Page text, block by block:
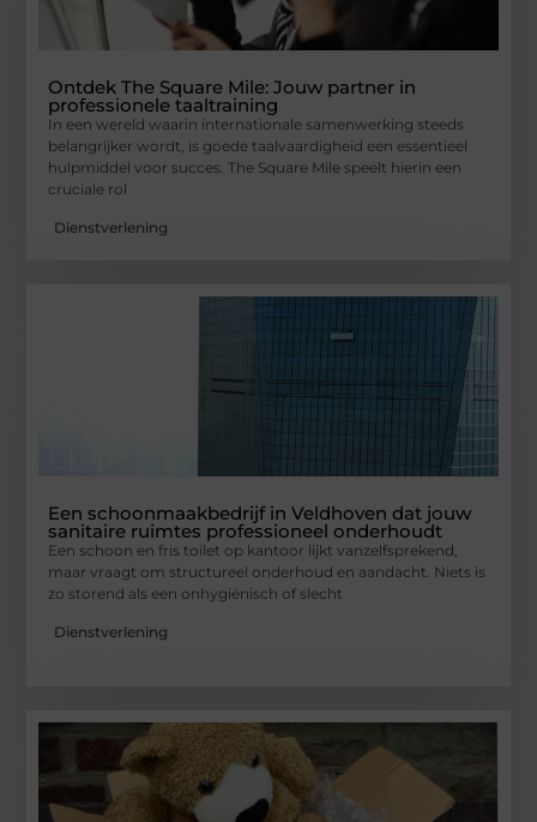
Ontdek The Square Mile: Jouw partner in
professionele taaltraining
In een wereld waarin internationale samenwerking steeds
belangrijker wordt, is goede taalvaardigheid een essentieel
hulpmiddel voor succes. The Square Mile speelt hierin een
cruciale rol
Dienstverlening
Een schoonmaakbedrijf in Veldhoven dat jouw
sanitaire ruimtes professioneel onderhoudt
Een schoon en fris toilet op kantoor lijkt vanzelfsprekend,
maar vraagt om structureel onderhoud en aandacht. Niets is
zo storend als een onhygiënisch of slecht
Dienstverlening